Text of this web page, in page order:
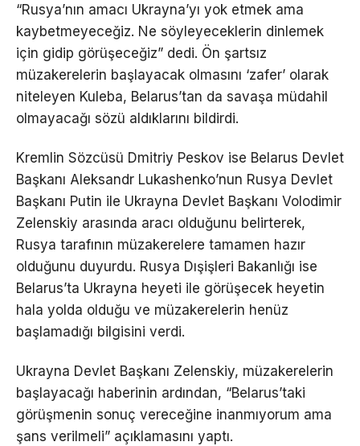
“Rusya’nın amacı Ukrayna’yı yok etmek ama
kaybetmeyeceğiz. Ne söyleyeceklerin dinlemek
için gidip görüşeceğiz” dedi. Ön şartsız
müzakerelerin başlayacak olmasını ‘zafer’ olarak
niteleyen Kuleba, Belarus’tan da savaşa müdahil
olmayacağı sözü aldıklarını bildirdi.
Kremlin Sözcüsü Dmitriy Peskov ise Belarus Devlet
Başkanı Aleksandr Lukashenko’nun Rusya Devlet
Başkanı Putin ile Ukrayna Devlet Başkanı Volodimir
Zelenskiy arasında aracı olduğunu belirterek,
Rusya tarafının müzakerelere tamamen hazır
olduğunu duyurdu. Rusya Dışişleri Bakanlığı ise
Belarus’ta Ukrayna heyeti ile görüşecek heyetin
hala yolda olduğu ve müzakerelerin henüz
başlamadığı bilgisini verdi.
Ukrayna Devlet Başkanı Zelenskiy, müzakerelerin
başlayacağı haberinin ardından, “Belarus’taki
görüşmenin sonuç vereceğine inanmıyorum ama
şans verilmeli” açıklamasını yaptı.